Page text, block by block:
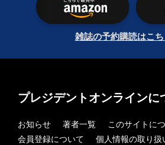
雑誌の予約購読はこ
プレジデントオンラインに
お知らせ 著者一覧
このサイトに
会員登録について
個人情報の取り扱